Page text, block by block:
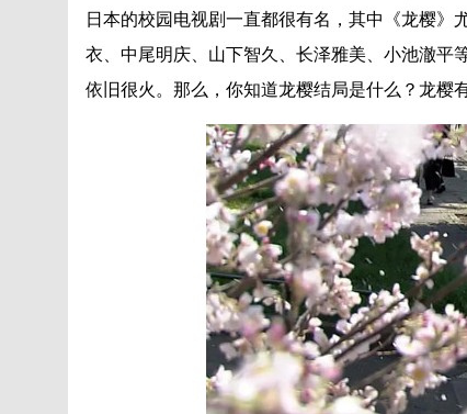
日本的校园电视剧一直都很有名，其中《龙樱
衣、中尾明庆、山下智久、长泽雅美、小池澈平
依旧很火。那么，你知道龙樱结局是什么？龙樱